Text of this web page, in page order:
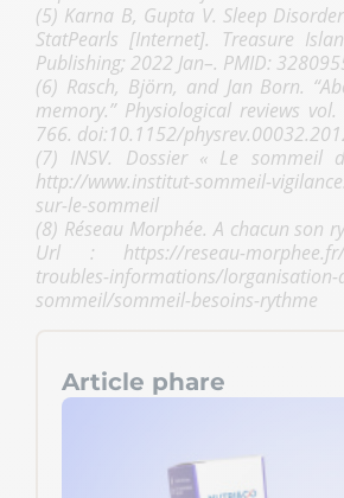
(5) Karna B, Gupta V. Sleep
StatPearls [Internet]. Treasure
Publishing; 2022 Jan–. PMID:
(6) Rasch, Björn, and Jan Born.
memory.” Physiological reviews
766. doi:10.1152/
(7) INSV. Dossier « Le
http://www.institut-sommeil-
sur-le-sommeil
(8) Réseau Morphée. A chacun son
Url : https://reseau-morphee.fr/
troubles-informations/lorganisation-
sommeil/sommeil-besoins-rythme
Article phare